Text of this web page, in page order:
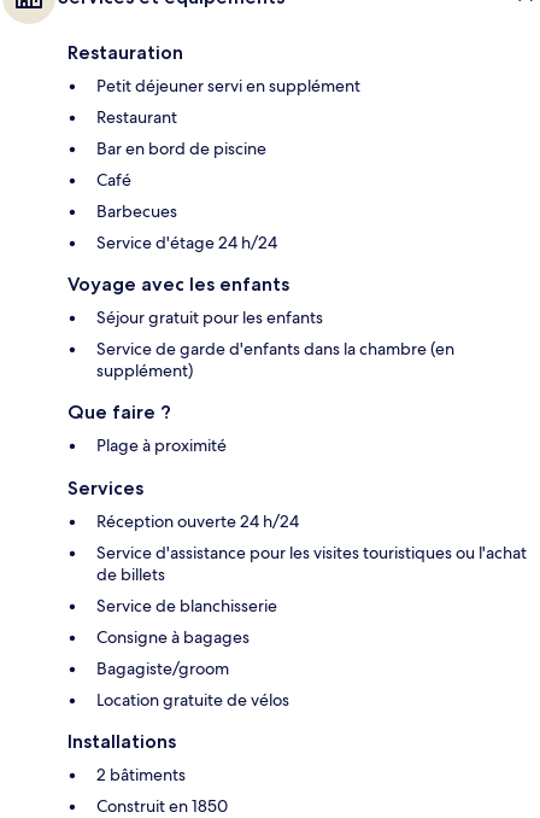
Restauration
Petit déjeuner servi en supplément
Restaurant
Bar en bord de piscine
Café
Barbecues
Service d'étage 24 h/24
Voyage avec les enfants
Séjour gratuit pour les enfants
Service de garde d'enfants dans la chambre (en
supplément)
Que faire ?
Plage à proximité
Services
Réception ouverte 24 h/24
Service d'assistance pour les visites touristiques ou l'achat
de billets
Service de blanchisserie
Consigne à bagages
Bagagiste/groom
Location gratuite de vélos
Installations
2 bâtiments
Construit en 1850